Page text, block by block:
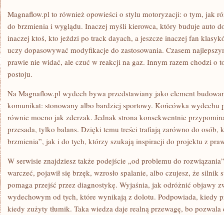
Magnaflow.pl to również opowieści o stylu motoryzacji: o tym, jak
do brzmienia i wyglądu. Inaczej myśli kierowca, który buduje auto
inaczej ktoś, kto jeździ po track dayach, a jeszcze inaczej fan
uczy dopasowywać modyfikacje do zastosowania. Czasem
prawie nie widać, ale czuć w reakcji na gaz. Innym razem chodzi o
postoju.
Na Magnaflow.pl wydech bywa przedstawiany jako element
komunikat: stonowany albo bardziej sportowy. Końcówka wydechu
równie mocno jak zderzak. Jednak strona konsekwentnie
przesada, tylko balans. Dzięki temu treści trafiają zarówno do osób,
brzmienia”, jak i do tych, którzy szukają inspiracji do projektu z
W serwisie znajdziesz także podejście „od problemu do
warczeć, pojawił się brzęk, wzrosło spalanie, albo czujesz, że silnik
pomaga przejść przez diagnostykę. Wyjaśnia, jak odróżnić objawy
wydechowym od tych, które wynikają z dolotu. Podpowiada, kiedy
kiedy zużyty tłumik. Taka wiedza daje realną przewagę, bo